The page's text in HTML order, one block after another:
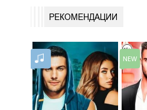
РЕКОМЕНДАЦИИ